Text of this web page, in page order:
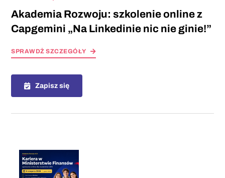
Akademia Rozwoju: szkolenie online z
Capgemini „Na Linkedinie nic nie ginie!”
SPRAWDŻ SZCZEGÓŁY
Zapisz się